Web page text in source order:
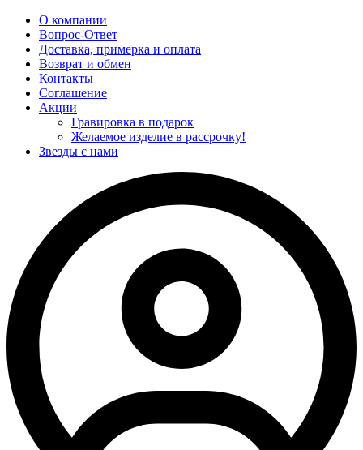
О компании
Вопрос-Ответ
Доставка, примерка и оплата
Возврат и обмен
Контакты
Соглашение
Акции
Гравировка в подарок
Желаемое изделие в рассрочку!
Звезды с нами